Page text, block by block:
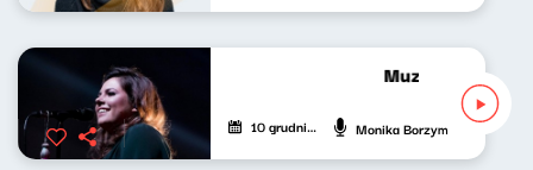
Muzyczny
10 grudnia 2022 Monika Borzym